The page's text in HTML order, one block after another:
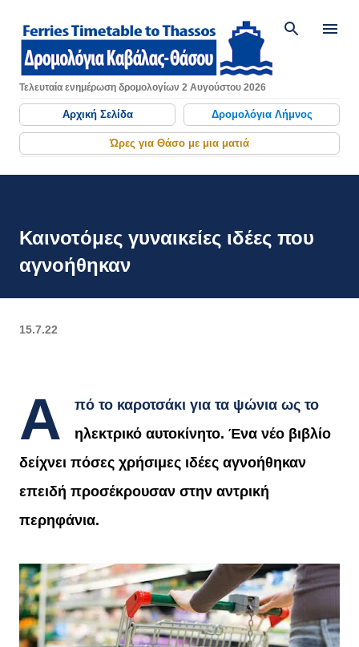
Μετάβαση στο κύριο περιεχόμενο
Τελευταία ενημέρωση δρομολογίων 2 Αυγούστου 2026
Αρχική Σελίδα Δρομολόγια Λήμνος
Ώρες για Θάσο με μια ματιά
Καινοτόμες γυναικείες ιδέες που
αγνοήθηκαν
15.7.22
Α
πό το καροτσάκι για τα ψώνια ως το
ηλεκτρικό αυτοκίνητο. Ένα νέο βιβλίο
δείχνει πόσες χρήσιμες ιδέες αγνοήθηκαν
επειδή προσέκρουσαν στην αντρική
περηφάνια.